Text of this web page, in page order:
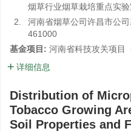
烟草行业烟草栽培重点实
2.
河南省烟草公司许昌市公
461000
基金项目: 河南省科技攻关项目
详细信息
Distribution of
Tobacco Growing
Soil Properties and